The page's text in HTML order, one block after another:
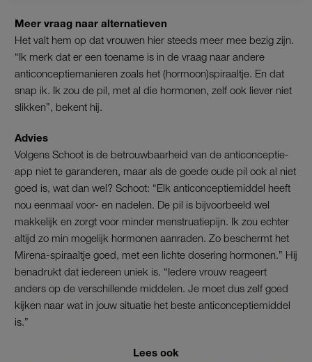
Meer vraag naar alternatieven
Het valt hem op dat vrouwen hier steeds meer mee bezig zijn.
“Ik merk dat er een toename is in de vraag naar andere
anticonceptiemanieren zoals het (hormoon)spiraaltje. En dat
snap ik. Ik zou de pil, met al die hormonen, zelf ook liever niet
slikken”, bekent hij.
Advies
Volgens Schoot is de betrouwbaarheid van de anticonceptie-
app niet te garanderen, maar als de goede oude pil ook al niet
goed is, wat dan wel? Schoot: “Elk anticonceptiemiddel heeft
nou eenmaal voor- en nadelen. De pil is bijvoorbeeld wel
makkelijk en zorgt voor minder menstruatiepijn. Ik zou echter
altijd zo min mogelijk hormonen aanraden. Zo beschermt het
Mirena-spiraaltje goed, met een lichte dosering hormonen.” Hij
benadrukt dat iedereen uniek is. “Iedere vrouw reageert
anders op de verschillende middelen. Je moet dus zelf goed
kijken naar wat in jouw situatie het beste anticonceptiemiddel
is.”
Lees ook